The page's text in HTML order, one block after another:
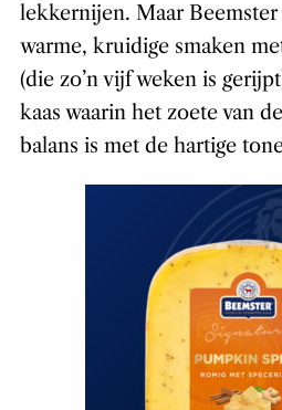
lekkernijen. Maar
warme, kruidige smaken
(die zo’n vijf weken is
kaas waarin het zoete van
balans is met de hartige